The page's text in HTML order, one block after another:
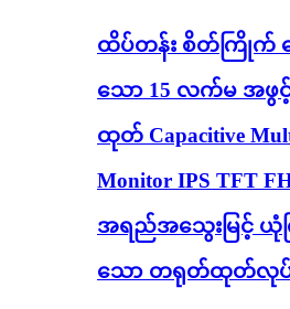
ထိပ်တန်း စိတ်ကြိုက်
သော 15 လက်မ အဖွ
ထုတ် Capacitive
Monitor IPS TFT
အရည်အသွေးမြင့် ယုံ
သော တရုတ်ထုတ်လု